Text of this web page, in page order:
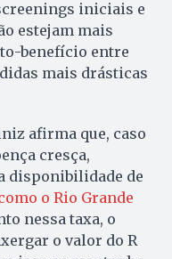
iniciais e
estejam mais
benefício entre
mais drásticas
afirma que, caso
cresça,
disponibilidade de
o Rio Grande
nessa taxa, o
o valor do R